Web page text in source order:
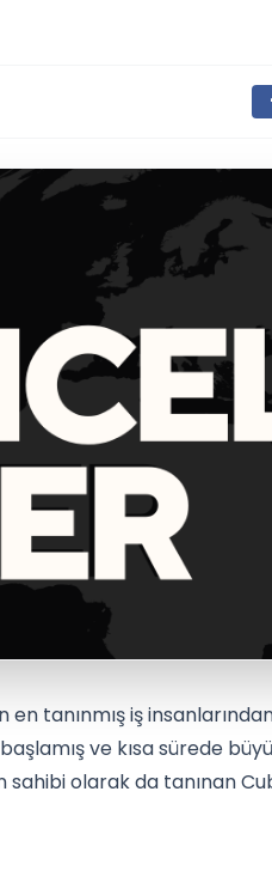
en tanınmış iş
ve kısa sürede
sahibi olarak da tanınan